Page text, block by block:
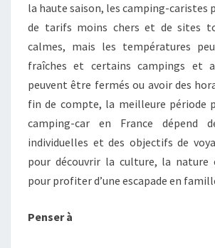
la haute saison, les camping-caristes
de tarifs moins chers et de sites
calmes, mais les températures
fraîches et certains campings et
peuvent être fermés ou avoir des
fin de compte, la meilleure période
camping-car en France dépend
individuelles et des objectifs de
pour découvrir la culture, la nature
pour profiter d’une escapade en
Penser à